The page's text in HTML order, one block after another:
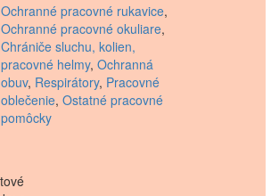
Ochranné pracovné rukavice,
Ochranné pracovné okuliare,
Chrániče sluchu, kolien,
pracovné helmy, Ochranná
obuv, Respirátory, Pracovné
oblečenie, Ostatné pracovné
pomôcky